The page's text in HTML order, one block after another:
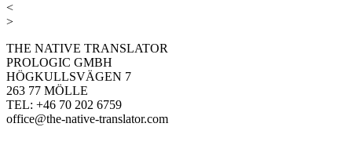
<
>
THE NATIVE TRANSLATOR
PROLOGIC GMBH
HÖGKULLSVÄGEN 7
263 77 MÖLLE
TEL: +46 70 202 6759
office@the-native-translator.com